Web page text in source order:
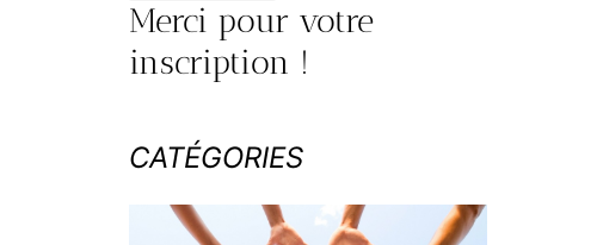
Merci pour votre
inscription !
CATÉGORIES